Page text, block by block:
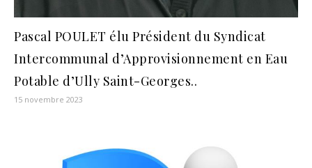
Pascal POULET élu Président du Syndicat
Intercommunal d’Approvisionnement en Eau
Potable d’Ully Saint-Georges..
15 novembre 2023